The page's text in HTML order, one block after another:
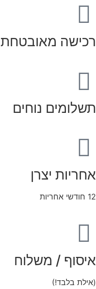
רכישה מאובטחת
תשלומים נוחים
אחריות יצרן
12 חודשי אחריות
איסוף / משלוח
(אילת בלבד!)